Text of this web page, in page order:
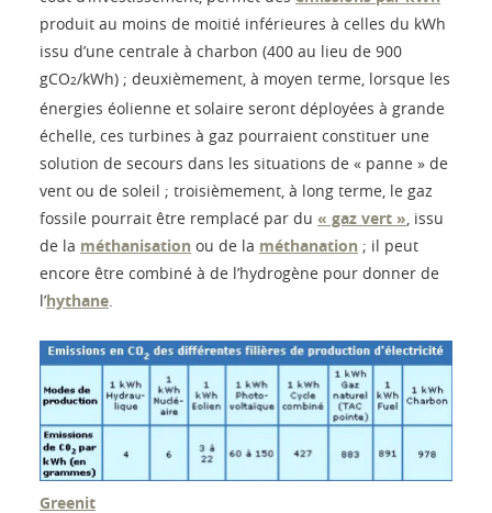
produit au moins de moitié inférieures à celles du kWh
issu d’une centrale à charbon (400 au lieu de 900
gCO2/kWh) ; deuxièmement, à moyen terme, lorsque les
énergies éolienne et solaire seront déployées à grande
échelle, ces turbines à gaz pourraient constituer une
solution de secours dans les situations de « panne » de
vent ou de soleil ; troisièmement, à long terme, le gaz
fossile pourrait être remplacé par du « gaz vert », issu
de la méthanisation ou de la méthanation ; il peut
encore être combiné à de l’hydrogène pour donner de
l’hythane.
Greenit